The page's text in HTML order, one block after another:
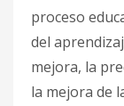
proceso
del
mejora, la
la mejora de